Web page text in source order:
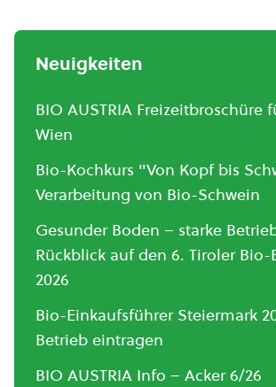
Neuigkeiten
BIO AUSTRIA Freizeitbroschüre
Wien
Bio-Kochkurs "Von Kopf bis
Verarbeitung von Bio-Schwein
Gesunder Boden – starke
Rückblick auf den 6. Tiroler Bio-
2026
Bio-Einkaufsführer Steiermark
Betrieb eintragen
BIO AUSTRIA Info – Acker 6/26